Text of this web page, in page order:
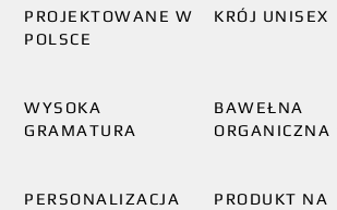
PROJEKTOWANE W
POLSCE
KRÓJ UNISEX
WYSOKA
GRAMATURA
BAWEŁNA
PERSONALIZACJA
PRODUKT NA